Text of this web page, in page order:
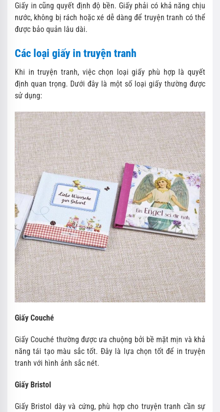
Giấy in cũng quyết định độ bền. Giấy phải có khả năng chịu
nước, không bị rách hoặc xé dễ dàng để truyện tranh có thể
được bảo quản lâu dài.
Các loại giấy in truyện tranh
Khi in truyện tranh, việc chọn loại giấy phù hợp là quyết
định quan trọng. Dưới đây là một số loại giấy thường được
sử dụng:
Giấy Couché
Giấy Couché thường được ưa chuộng bởi bề mặt mịn và khả
năng tái tạo màu sắc tốt. Đây là lựa chọn tốt để in truyện
tranh với hình ảnh sắc nét.
Giấy Bristol
Giấy Bristol dày và cứng, phù hợp cho truyện tranh cần sự